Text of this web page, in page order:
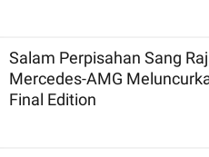
Salam Perpisahan Sang
Mercedes-AMG
Final Edition